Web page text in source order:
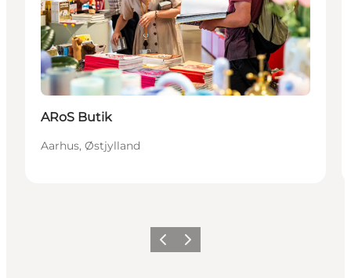
ARoS Butik
Aarhus, Østjylland
ForrigeNæste